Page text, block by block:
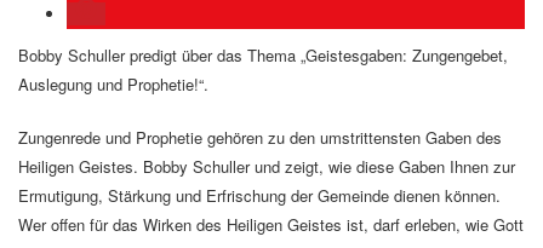
Bobby Schuller predigt über das Thema „Geistesgaben: Zungengebet,
Auslegung und Prophetie!“.
Zungenrede und Prophetie gehören zu den umstrittensten Gaben des
Heiligen Geistes. Bobby Schuller und zeigt, wie diese Gaben Ihnen zur
Ermutigung, Stärkung und Erfrischung der Gemeinde dienen können.
Wer offen für das Wirken des Heiligen Geistes ist, darf erleben, wie Gott